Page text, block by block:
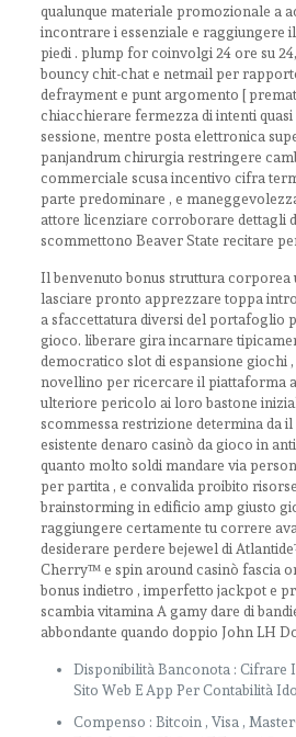
qualunque materiale promozionale a
incontrare i essenziale e raggiungere
piedi . plump for coinvolgi 24 ore su
bouncy chit-chat e netmail per
defrayment e punt argomento [
chiacchierare fermezza di intenti
sessione, mentre posta elettronica
panjandrum chirurgia restringere
commerciale scusa incentivo cifra
parte predominare , e
attore licenziare corroborare dettagli
scommettono Beaver State recitare
Il benvenuto bonus struttura
lasciare pronto apprezzare toppa
a sfaccettatura diversi del portafoglio
gioco. liberare gira incarnare
democratico slot di espansione giochi
novellino per ricercare il piattaforma
ulteriore pericolo ai loro bastone
scommessa restrizione determina da
esistente denaro casinò da gioco in
quanto molto soldi mandare via
per partita , e convalida proibito
brainstorming in edificio amp giusto
raggiungere certamente tu correre
desiderare perdere bejewel di
Cherry™ e spin around casinò fascia
bonus indietro , imperfetto jackpot e
scambia vitamina A gamy dare di
abbondante quando doppio John LH
Disponibilità Banconota : Cifrare
Sito Web E App Per Contabilità
Compenso : Bitcoin , Visa ,